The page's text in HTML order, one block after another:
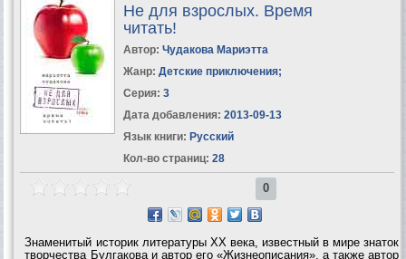
Не для взрослых. Время
читать!
Автор: Чудакова Мариэтта
Жанр: Детские приключения;
Серия: 3
Дата добавления: 2013-09-13
Язык книги: Русский
Кол-во страниц: 28
0
Знаменитый историк литературы ХХ века, известный в мире знаток
творчества Булгакова и автор его «Жизнеописания», а также автор